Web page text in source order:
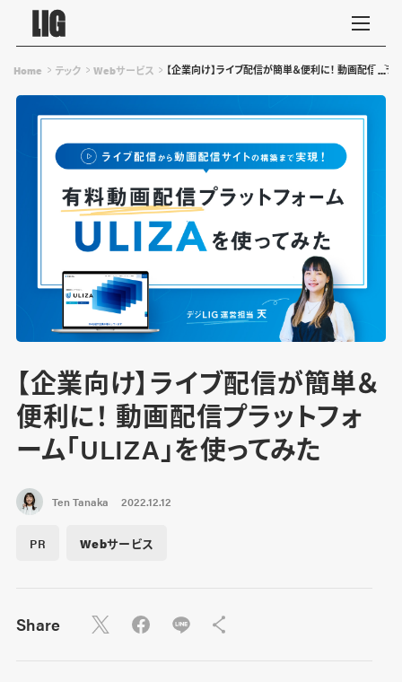
Home テック Webサービス 【企業向け】ライブ配信が簡単＆便利に！ 動画配信プ
【企業向け】ライブ配信が簡単＆
便利に！ 動画配信プラットフォ
ーム「ULIZA」を使ってみた
Ten Tanaka 2022.12.12
PR Webサービス
Share